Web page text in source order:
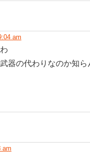
am
器の代わりなのか知ら
am